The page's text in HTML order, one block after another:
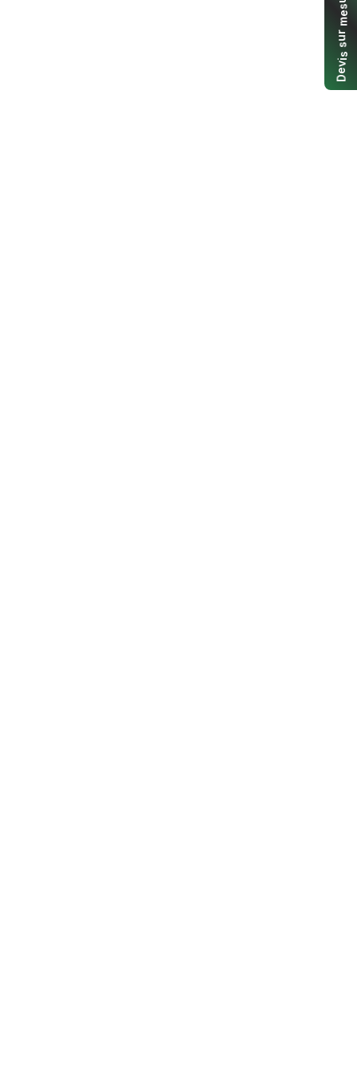
D
e
v
i
s
s
u
r
m
e
s